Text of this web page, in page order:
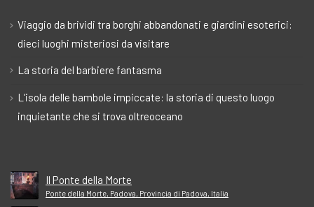
Viaggio da brividi tra borghi abbandonati e giardini esoterici:
dieci luoghi misteriosi da visitare
La storia del barbiere fantasma
L’isola delle bambole impiccate: la storia di questo luogo
inquietante che si trova oltreoceano
Il Ponte della Morte
Ponte della Morte, Padova, Provincia di Padova, Italia